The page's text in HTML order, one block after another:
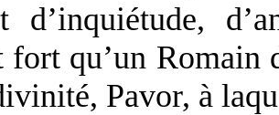
d’inquiétude,
fort qu’un Romain
Pavor, à